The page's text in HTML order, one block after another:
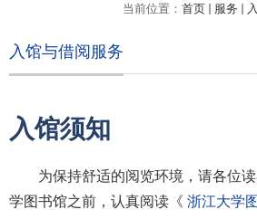
当前位置： 首页 服务
入馆与借阅服务
入馆须知
为保持舒适的阅览环境，请各位
学图书馆之前，认真阅读《 浙江大学